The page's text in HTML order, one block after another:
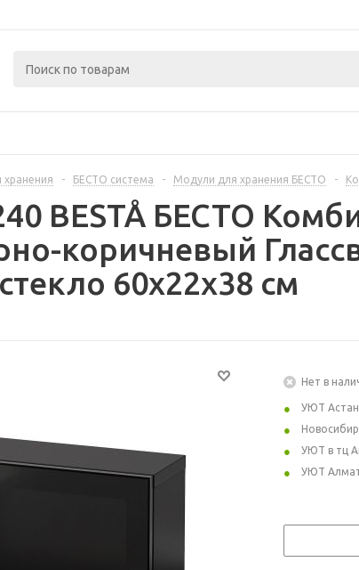
хранения - БЕСТО система - Модули для хранения БЕСТО -
BESTÅ БЕСТО
коричневый
60x22x38 см
Нет в
УЮТ
УЮТ в тц
УЮТ